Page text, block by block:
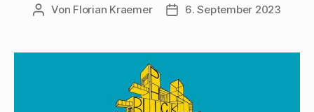
Beitragsautor
Von Florian Kraemer Veröffentlichungsdatum
6. September 2023